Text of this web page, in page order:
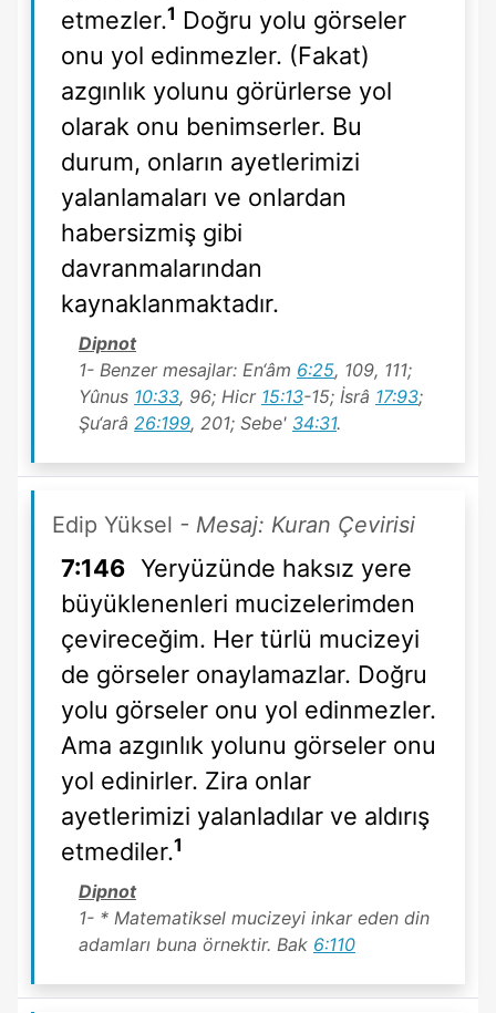
etmezler.1 Doğru yolu görseler
onu yol edinmezler. (Fakat)
azgınlık yolunu görürlerse yol
olarak onu benimserler. Bu
durum, onların ayetlerimizi
yalanlamaları ve onlardan
habersizmiş gibi
davranmalarından
kaynaklanmaktadır.
Dipnot
1- Benzer mesajlar: En‘âm 6:25, 109, 111;
Yûnus 10:33, 96; Hicr 15:13-15; İsrâ 17:93;
Şu‘arâ 26:199, 201; Sebe' 34:31.
Edip Yüksel - Mesaj: Kuran Çevirisi
7:146 Yeryüzünde haksız yere
büyüklenenleri mucizelerimden
çevireceğim. Her türlü mucizeyi
de görseler onaylamazlar. Doğru
yolu görseler onu yol edinmezler.
Ama azgınlık yolunu görseler onu
yol edinirler. Zira onlar
ayetlerimizi yalanladılar ve aldırış
etmediler.1
Dipnot
1- * Matematiksel mucizeyi inkar eden din
adamları buna örnektir. Bak 6:110